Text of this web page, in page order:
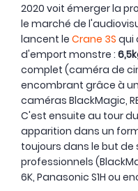
2020 voit émerger la
le marché de
lancent le Crane 3S qui
d'emport monstre :
complet (caméra de
encombrant grâce à
caméras BlackMagic,
C'est ensuite au tour du
apparition dans un
toujours dans le but
professionnels
6K, Panasonic S1H ou